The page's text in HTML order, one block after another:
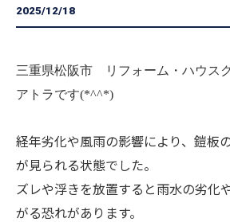
2025/12/18
三重県松阪市 リフォーム・ハウス
アトラです(*^^*)
経年劣化や風雨の影響により、鎧板
が見られる状態でした。
ズレや浮きを放置すると雨水の劣化
がる恐れがあります。